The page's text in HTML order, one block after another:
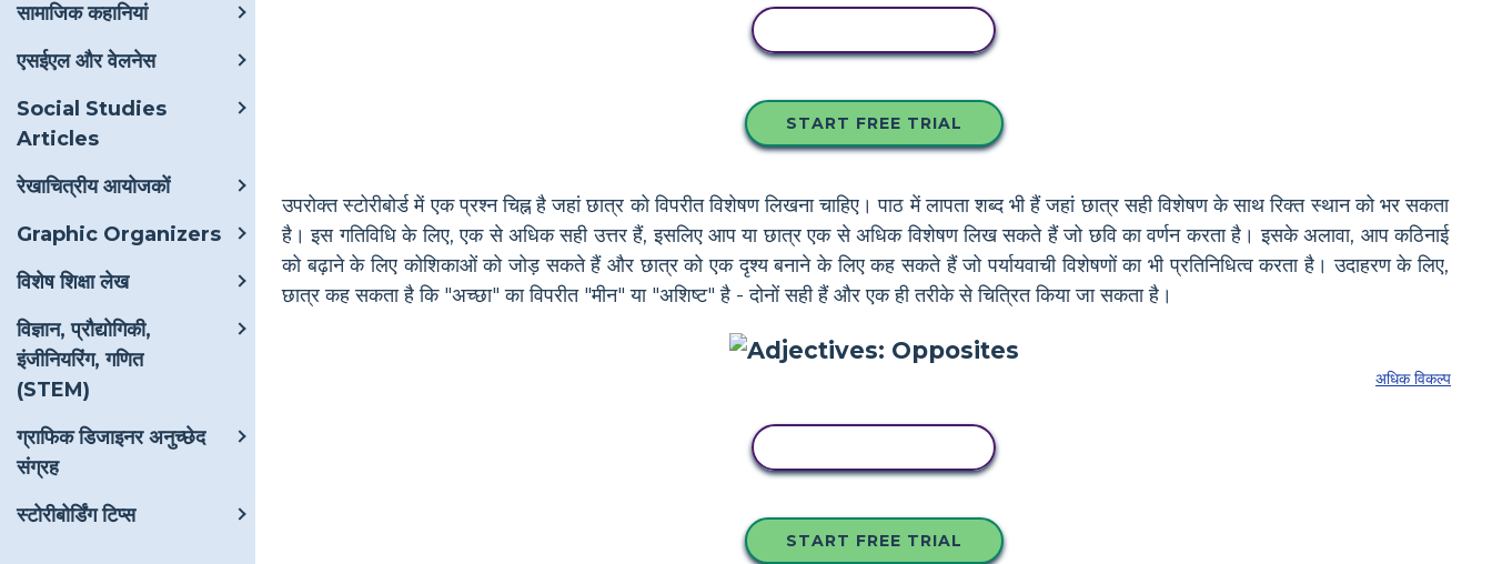
सामाजिक कहानियां
एसईएल और वेलनेस
Social Studies
Articles
रेखाचित्रीय आयोजकों
Graphic Organizers
विशेष शिक्षा लेख
विज्ञान, प्रौद्योगिकी,
इंजीनियरिंग, गणित
(STEM)
ग्राफिक डिजाइनर अनुच्छेद
संग्रह
स्टोरीबोर्डिंग टिप्स
START FREE TRIAL
उपरोक्त स्टोरीबोर्ड में एक प्रश्न चिह्न है जहां छात्र को विपरीत विशेषण लिखना चाहिए। पाठ में लापता शब्द भी हैं जहां छात्र सही विशेषण के साथ रिक्त स्थान को भर सकता
है। इस गतिविधि के लिए, एक से अधिक सही उत्तर हैं, इसलिए आप या छात्र एक से अधिक विशेषण लिख सकते हैं जो छवि का वर्णन करता है। इसके अलावा, आप कठिनाई
को बढ़ाने के लिए कोशिकाओं को जोड़ सकते हैं और छात्र को एक दृश्य बनाने के लिए कह सकते हैं जो पर्यायवाची विशेषणों का भी प्रतिनिधित्व करता है। उदाहरण के लिए,
छात्र कह सकता है कि "अच्छा" का विपरीत "मीन" या "अशिष्ट" है - दोनों सही हैं और एक ही तरीके से चित्रित किया जा सकता है।
अधिक विकल्प
START FREE TRIAL